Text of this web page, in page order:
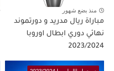
منذ بضع شهور
مباراة ريال مدريد و دورتموند
نهائي دوري ابطال اوروبا
2023/2024